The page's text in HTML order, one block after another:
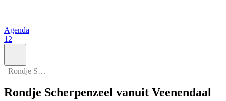
Agenda
12
Rondje Scherpenzeel vanuit Veenendaal
Rondje Scherpenzeel vanuit Veenendaal